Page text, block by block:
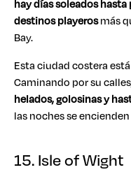
hay días soleados hasta
destinos playerosmás
Bay.
Esta ciudad costera
Caminando por su
helados, golosinas y
las noches se
15. Isle of Wight